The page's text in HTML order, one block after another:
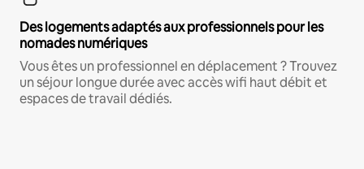
Des logements adaptés aux professionnels pour les
nomades numériques
Vous êtes un professionnel en déplacement ? Trouvez
un séjour longue durée avec accès wifi haut débit et
espaces de travail dédiés.